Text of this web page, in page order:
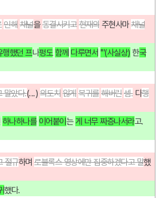
인해 채널을 동결시키고 현재의 주현사마 채널
행했던 프나펑도 함께 다루면서 '''(사실상) 한국
말았다.(...) 의도치 않게 복귀를 해버린 셈. 다행
하나하나를 이어붙이는 게 너무 짜증나서라고.
절규하며 로블록스 영상에만 집중하겠다고 말했
했다.